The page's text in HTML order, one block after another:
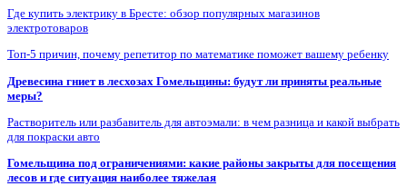
Где купить электрику в Бресте: обзор популярных магазинов
электротоваров
Топ-5 причин, почему репетитор по математике поможет вашему ребенку
Древесина гниет в лесхозах Гомельщины: будут ли приняты реальные
меры?
Растворитель или разбавитель для автоэмали: в чем разница и какой выбрать
для покраски авто
Гомельщина под ограничениями: какие районы закрыты для посещения
лесов и где ситуация наиболее тяжелая